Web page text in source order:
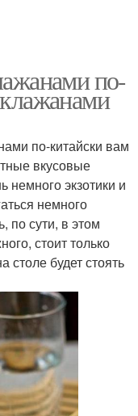
по-
по-китайски вам
вкусовые
экзотики и
немного
по сути, в этом
стоит только
столе будет стоять